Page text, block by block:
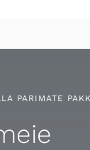
PARIMATE